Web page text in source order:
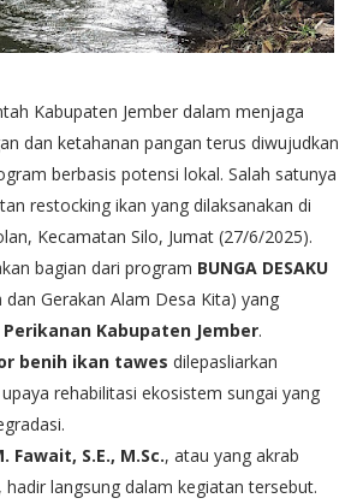
Kabupaten Jember dalam menjaga
dan ketahanan pangan terus diwujudkan
berbasis potensi lokal. Salah satunya
restocking ikan yang dilaksanakan di
Kecamatan Silo, Jumat (27/6/2025).
bagian dari program BUNGA DESAKU
dan Gerakan Alam Desa Kita) yang
Perikanan Kabupaten Jember.
benih ikan tawes dilepasliarkan
rehabilitasi ekosistem sungai yang
Fawait, S.E., M.Sc., atau yang akrab
, hadir langsung dalam kegiatan tersebut.